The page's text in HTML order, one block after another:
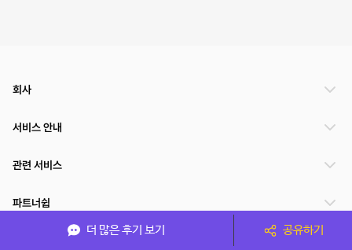
더 많은 후기 보기 공유하기
회사
서비스 안내
관련 서비스
파트너쉽
서비스 제공 국가